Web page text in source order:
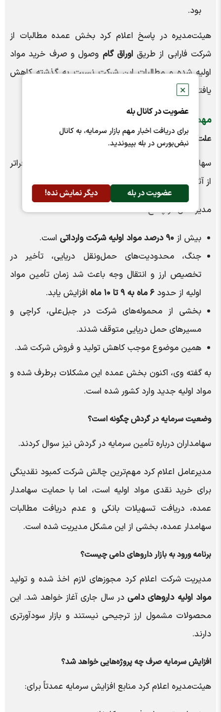
✕
عضویت در کانال بله
برای دریافت اخبار مهم بازار سرمایه، به کانال
نبض‌بورس در بله بپیوندید.
عضویت در بله دیگر نمایش نده!
بود.
هیئت‌مدیره در پاسخ اعلام کرد بخش عمده مطالبات از
شرکت فارابی از طریقاوراق گام وصول و صرف خرید مواد
اولیه شده و مطالبات این شرکت نسبت به گذشته کاهش
یافته است.
مهم‌ترین سوالات سهامداران و پاسخ هیئت‌مدیره
علت افت درآمد و سود شرکت چه بود؟
سهامداران کاهش فروش و سود شرکت در سال ۱۴۰۴ را فراتر
از آثار جنگ دانستند و درباره دلایل آن سوال کردند.
مدیرعامل در پاسخ گفت:
بیش از۹۰ درصد مواد اولیه شرکت وارداتی
است.
جنگ، محدودیت‌های حمل‌ونقل دریایی، تأخیر در
تخصیص ارز و انتقال وجه باعث شد زمان تأمین مواد
اولیه از حدود ۶ ماه به ۹ تا ۱۰ ماه
افزایش یابد.
بخشی از محموله‌های شرکت در جبل‌علی، کراچی و
مسیرهای حمل دریایی متوقف شدند.
همین موضوع موجب کاهش تولید و فروش شرکت شد.
به گفته وی، اکنون بخش عمده این مشکلات برطرف شده و
مواد اولیه جدید وارد کشور شده است.
وضعیت سرمایه در گردش چگونه است؟
سهامداران درباره تأمین سرمایه در گردش نیز سوال کردند.
مدیرعامل اعلام کرد مهم‌ترین چالش شرکت کمبود نقدینگی
برای خرید نقدی مواد اولیه است، اما با حمایت سهامدار
عمده، دریافت تسهیلات بانکی و عدم دریافت مطالبات
سهامدار عمده، بخشی از این مشکل مدیریت شده است.
برنامه ورود به بازار داروهای دامی چیست؟
مدیریت شرکت اعلام کرد مجوزهای لازم اخذ شده و تولید
مواد اولیه داروهای دامی در سال جاری آغاز خواهد شد. این
محصولات مشمول ارز ترجیحی نیستند و بازار سودآورتری
دارند.
افزایش سرمایه صرف چه پروژه‌هایی خواهد شد؟
هیئت‌مدیره اعلام کرد منابع افزایش سرمایه عمدتاً برای: